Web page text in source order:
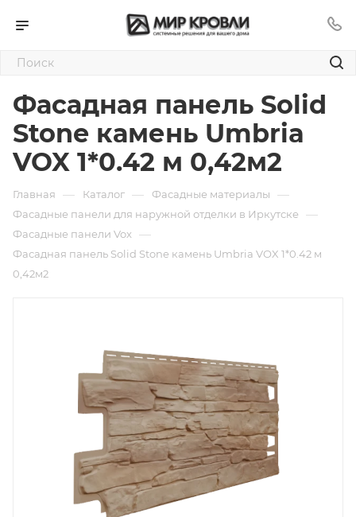
Фасадная панель Solid
Stone камень Umbria
VOX 1*0.42 м 0,42м2
Главная — Каталог — Фасадные материалы —
Фасадные панели для наружной отделки в Иркутске —
Фасадные панели Vox —
Фасадная панель Solid Stone камень Umbria VOX 1*0.42 м
0,42м2